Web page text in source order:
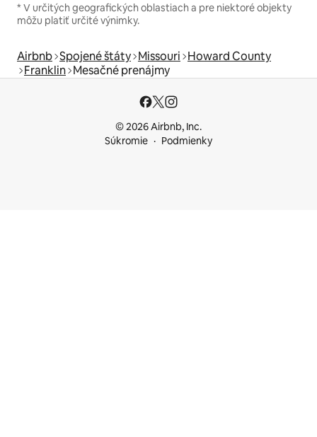
* V určitých geografických oblastiach a pre niektoré objekty
môžu platiť určité výnimky.
Airbnb Spojené štáty Missouri Howard County
Franklin Mesačné prenájmy
© 2026 Airbnb, Inc.
Súkromie
Podmienky